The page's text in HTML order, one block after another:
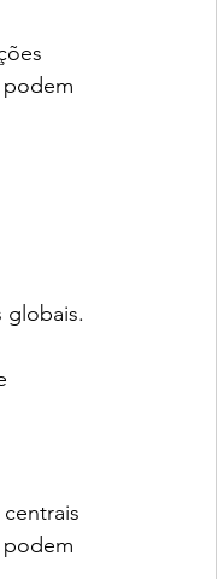
globais.